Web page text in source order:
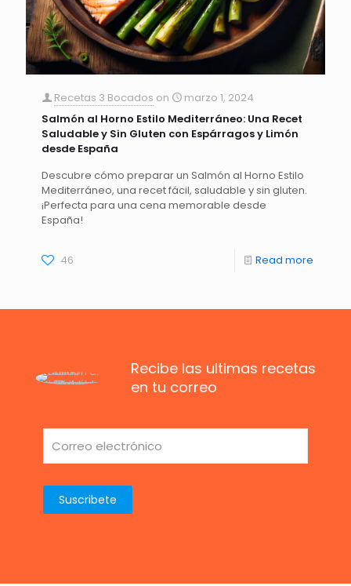
Recetas 3 Bocados on
marzo 1, 2024
Salmón al Horno Estilo Mediterráneo: Una Recet
Saludable y Sin Gluten con Espárragos y Limón
desde España
Descubre cómo preparar un Salmón al Horno Estilo
Mediterráneo, una recet fácil, saludable y sin gluten.
¡Perfecta para una cena memorable desde
España!
46 Read more
Recibe las ultimas recetas
en tu correo